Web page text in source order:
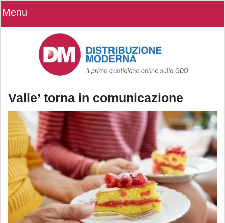
Menu
Valle’ torna in comunicazione